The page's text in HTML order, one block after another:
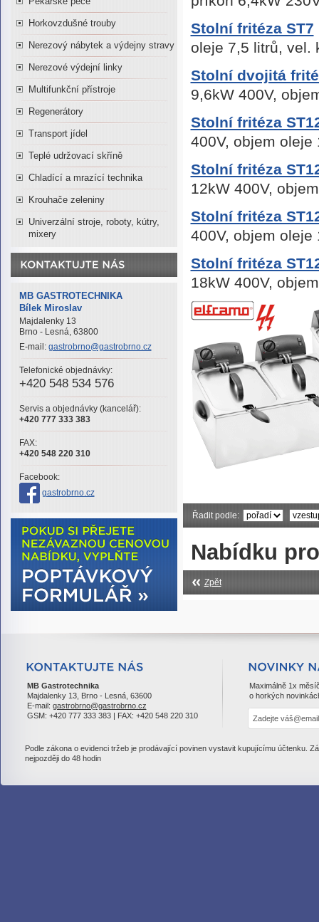
Horkovzdušné trouby
Nerezový nábytek a výdejny stravy
Nerezové výdejní linky
Multifunkční přístroje
Regenerátory
Transport jídel
Teplé udržovací skříně
Chladící a mrazící technika
Krouhače zeleniny
Univerzální stroje, roboty, kútry,
mixery
MB GASTROTECHNIKA
Bílek Miroslav
Majdalenky 13
Brno - Lesná, 63800
E-mail: gastrobrno@gastrobrno.cz
Telefonické objednávky:
+420 548 534 576
Servis a objednávky (kancelář):
+420 777 333 383
FAX:
+420 548 220 310
Facebook:
gastrobrno.cz
Stolní fritéza ST7
oleje 7,5 litrů, vel.
Stolní dvojitá
9,6kW 400V,
Stolní fritéza
400V, objem oleje
Stolní fritéza
12kW 400V,
Stolní fritéza
400V, objem oleje
Stolní fritéza
18kW 400V,
Řadit podle:
Nabídku
Zpět
MB Gastrotechnika
Majdalenky 13, Brno - Lesná, 63600
E-mail: gastrobrno@gastrobrno.cz
GSM: +420 777 333 383 | FAX: +420 548 220 310
Maximálně 1x
o horkých
Podle zákona o evidenci tržeb je prodávající povinen vystavit kupujícímu účtenku.
nejpozději do 48 hodin